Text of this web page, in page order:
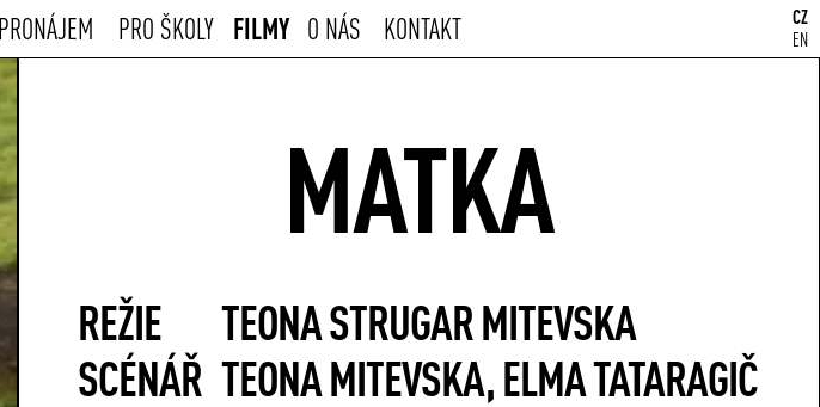
PRONÁJEM PRO ŠKOLY FILMY O NÁS KONTAKT
CZ
EN
MATKA
REŽIE
TEONA STRUGAR MITEVSKA
SCÉNÁŘ TEONA MITEVSKA, ELMA TATARAGIČ